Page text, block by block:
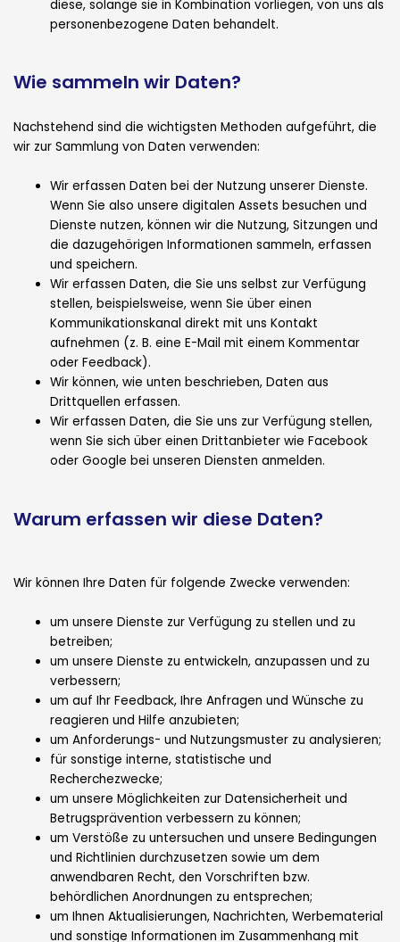
diese, solange sie in Kombination vorliegen, von uns als
personenbezogene Daten behandelt.
Wie sammeln wir Daten?
Nachstehend sind die wichtigsten Methoden aufgeführt, die
wir zur Sammlung von Daten verwenden:
Wir erfassen Daten bei der Nutzung unserer Dienste.
Wenn Sie also unsere digitalen Assets besuchen und
Dienste nutzen, können wir die Nutzung, Sitzungen und
die dazugehörigen Informationen sammeln, erfassen
und speichern.
Wir erfassen Daten, die Sie uns selbst zur Verfügung
stellen, beispielsweise, wenn Sie über einen
Kommunikationskanal direkt mit uns Kontakt
aufnehmen (z. B. eine E-Mail mit einem Kommentar
oder Feedback).
Wir können, wie unten beschrieben, Daten aus
Drittquellen erfassen.
Wir erfassen Daten, die Sie uns zur Verfügung stellen,
wenn Sie sich über einen Drittanbieter wie Facebook
oder Google bei unseren Diensten anmelden.
Warum erfassen wir diese Daten?
Wir können Ihre Daten für folgende Zwecke verwenden:
um unsere Dienste zur Verfügung zu stellen und zu
betreiben;
um unsere Dienste zu entwickeln, anzupassen und zu
verbessern;
um auf Ihr Feedback, Ihre Anfragen und Wünsche zu
reagieren und Hilfe anzubieten;
um Anforderungs- und Nutzungsmuster zu analysieren;
für sonstige interne, statistische und
Recherchezwecke;
um unsere Möglichkeiten zur Datensicherheit und
Betrugsprävention verbessern zu können;
um Verstöße zu untersuchen und unsere Bedingungen
und Richtlinien durchzusetzen sowie um dem
anwendbaren Recht, den Vorschriften bzw.
behördlichen Anordnungen zu entsprechen;
um Ihnen Aktualisierungen, Nachrichten, Werbematerial
und sonstige Informationen im Zusammenhang mit